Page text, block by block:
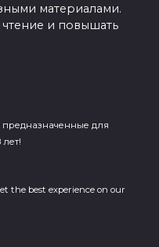
материалами.
и повышать
предназначенные для
the best experience on our